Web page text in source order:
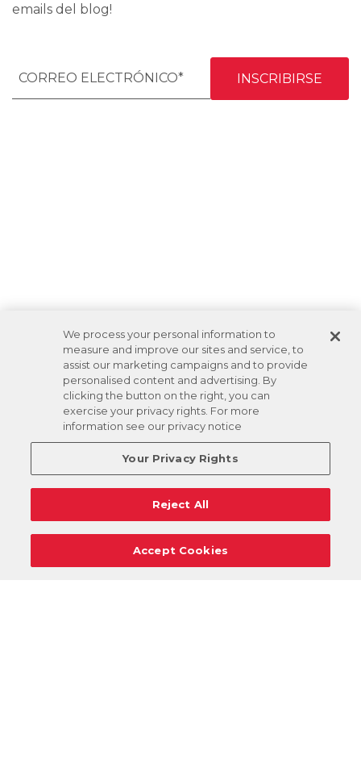
emails del blog!
We process your personal information to
measure and improve our sites and service, to
assist our marketing campaigns and to provide
personalised content and advertising. By
clicking the button on the right, you can
exercise your privacy rights. For more
information see our privacy notice
Your Privacy Rights
Reject All
Accept Cookies